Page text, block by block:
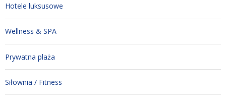
Hotele luksusowe
Wellness & SPA
Prywatna plaża
Siłownia / Fitness